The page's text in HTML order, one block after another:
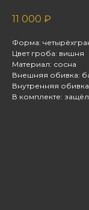
11 000 ₽
Форма:
Цвет гроба: вишня
Материал: сосна
Внешняя обивка:
Внутренняя
В комплекте: